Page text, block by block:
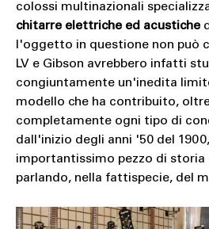
colossi multinazionali
chitarre elettriche ed acustiche
l'oggetto in questione non può
LV e Gibson avrebbero infatti
congiuntamente un'inedita
modello che ha contribuito,
completamente ogni tipo di
dall'inizio degli anni '50 del
importantissimo pezzo di storia
parlando, nella fattispecie, del